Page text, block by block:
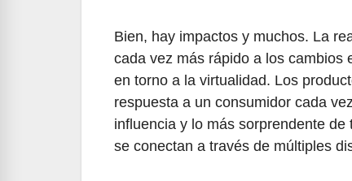
Bien, hay impactos y muchos. La
cada vez más rápido a los cambios
en torno a la virtualidad. Los
respuesta a un consumidor cada
influencia y lo más sorprendente de
se conectan a través de múltiples